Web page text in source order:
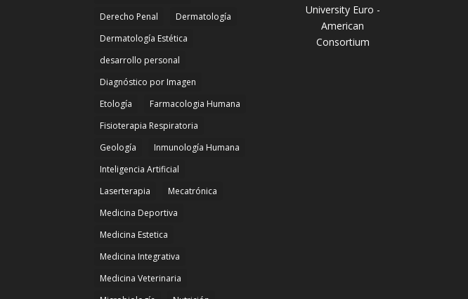
Derecho Penal
Dermatología
Dermatología Estética
desarrollo personal
Diagnóstico por Imagen
Etología
Farmacologia Humana
Fisioterapia Respiratoria
Geología
Inmunología Humana
Inteligencia Artificial
Laserterapia
Mecatrónica
Medicina Deportiva
Medicina Estetica
Medicina Integrativa
Medicina Veterinaria
University Euro -
American
Consortium